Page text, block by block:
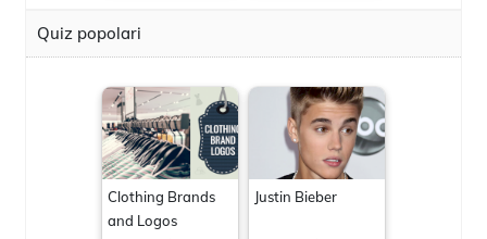
Quiz popolari
Clothing Brands
and Logos
Justin Bieber